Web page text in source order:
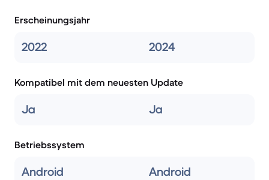
Erscheinungsjahr
2022 2024
Kompatibel mit dem neuesten Update
Ja Ja
Betriebssystem
Android Android